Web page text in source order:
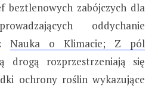
beztlenowych zabójczych dla
oddychanie
Nauka o Klimacie; Z pól
drogą rozprzestrzeniają się
ochrony roślin wykazujące